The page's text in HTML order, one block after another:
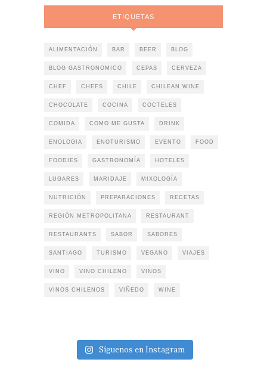
ETIQUETAS
ALIMENTACIÓN BAR BEER BLOG
BLOG GASTRONOMICO CEPAS CERVEZA
CHEF CHEFS CHILE CHILEAN WINE
CHOCOLATE COCINA COCTELES
COMIDA COMO ME GUSTA DRINK
ENOLOGIA ENOTURISMO EVENTO FOOD
FOODIES GASTRONOMÍA HOTELES
LUGARES MARIDAJE MIXOLOGÍA
NUTRICIÓN PREPARACIONES RECETAS
REGIÓN METROPOLITANA RESTAURANT
RESTAURANTS SABOR SABORES
SANTIAGO TURISMO VEGANO VIAJES
VINO VINO CHILENO VINOS
VINOS CHILENOS VIÑEDO WINE
Síguenos en Instagram